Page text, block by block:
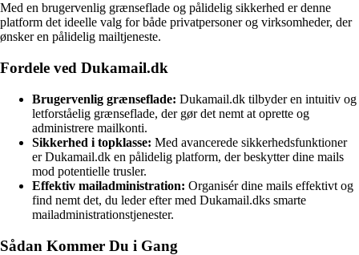
Med en brugervenlig grænseflade og pålidelig sikkerhed er denne
platform det ideelle valg for både privatpersoner og virksomheder, der
ønsker en pålidelig mailtjeneste.
Fordele ved Dukamail.dk
Brugervenlig grænseflade: Dukamail.dk tilbyder en intuitiv og
letforståelig grænseflade, der gør det nemt at oprette og
administrere mailkonti.
Sikkerhed i topklasse: Med avancerede sikkerhedsfunktioner
er Dukamail.dk en pålidelig platform, der beskytter dine mails
mod potentielle trusler.
Effektiv mailadministration: Organisér dine mails effektivt og
find nemt det, du leder efter med Dukamail.dks smarte
mailadministrationstjenester.
Sådan Kommer Du i Gang